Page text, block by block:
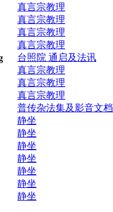
真言宗教理
真言宗教理
真言宗教理
真言宗教理
台照院 通启及法讯
真言宗教理
真言宗教理
真言宗教理
普传杂法集及影音文档
静坐
静坐
静坐
静坐
静坐
静坐
静坐